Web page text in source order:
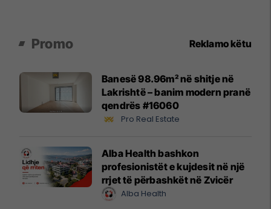
Promo Reklamo këtu
Banesë 98.96m² në shitje në
Lakrishtë – banim modern pranë
qendrës #16060
Pro Real Estate
Alba Health bashkon
profesionistët e kujdesit në një
rrjet të përbashkët në Zvicër
Alba Health